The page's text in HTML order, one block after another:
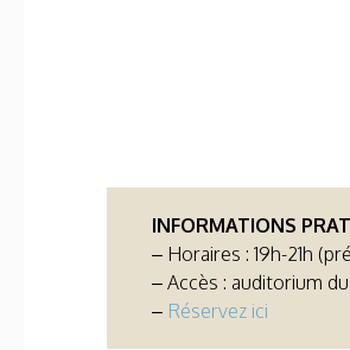
INFORMATIONS
– Horaires : 19h-21h
– Accès : auditorium
– Réservez ici